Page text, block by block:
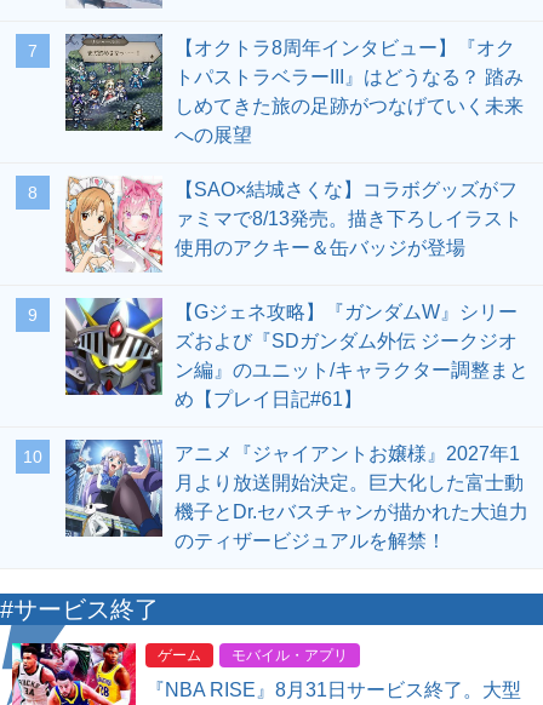
7
【オクトラ8周年インタビュー】『オク
トパストラベラーIII』はどうなる？ 踏み
しめてきた旅の足跡がつなげていく未来
への展望
8
【SAO×結城さくな】コラボグッズがフ
ァミマで8/13発売。描き下ろしイラスト
使用のアクキー＆缶バッジが登場
9
【Gジェネ攻略】『ガンダムW』シリー
ズおよび『SDガンダム外伝 ジークジオ
ン編』のユニット/キャラクター調整まと
め【プレイ日記#61】
10
アニメ『ジャイアントお嬢様』2027年1
月より放送開始決定。巨大化した富士動
機子とDr.セバスチャンが描かれた大迫力
のティザービジュアルを解禁！
#サービス終了
ゲーム モバイル・アプリ
『NBA RISE』8月31日サービス終了。大型